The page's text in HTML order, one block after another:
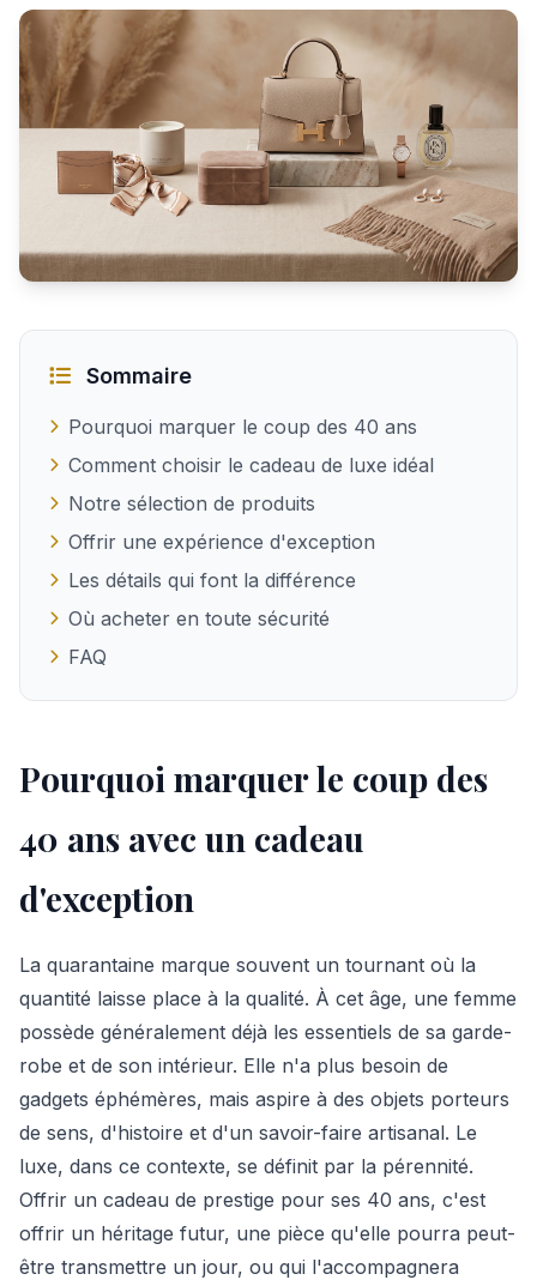
Sommaire
Pourquoi marquer le coup des 40 ans
Comment choisir le cadeau de luxe idéal
Notre sélection de produits
Offrir une expérience d'exception
Les détails qui font la différence
Où acheter en toute sécurité
FAQ
Pourquoi marquer le coup des
40 ans avec un cadeau
d'exception
La quarantaine marque souvent un tournant où la
quantité laisse place à la qualité. À cet âge, une femme
possède généralement déjà les essentiels de sa garde-
robe et de son intérieur. Elle n'a plus besoin de
gadgets éphémères, mais aspire à des objets porteurs
de sens, d'histoire et d'un savoir-faire artisanal. Le
luxe, dans ce contexte, se définit par la pérennité.
Offrir un cadeau de prestige pour ses 40 ans, c'est
offrir un héritage futur, une pièce qu'elle pourra peut-
être transmettre un jour, ou qui l'accompagnera